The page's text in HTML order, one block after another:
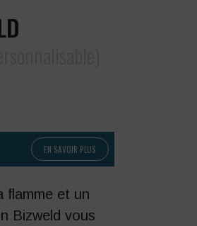
EN SAVOIR PLUS
flamme et un
Bizweld vous